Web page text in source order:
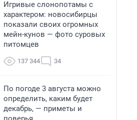
Игривые слонопотамы с
характером: новосибирцы
показали своих огромных
мейн-кунов — фото суровых
питомцев
137 344 34
По погоде 3 августа можно
определить, каким будет
декабрь, — приметы и